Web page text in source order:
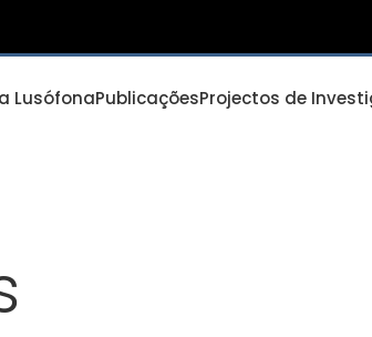
LusófonaPublicaçõesProjectos de